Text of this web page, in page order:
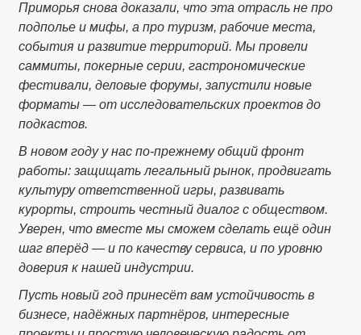
Приморья снова доказали, что эта отрасль не про
подполье и мифы, а про туризм, рабочие места,
события и развитие территорий. Мы провели
саммиты, покерные серии, гастрономические
фестивали, деловые форумы, запустили новые
форматы — от исследовательских проектов до
подкастов.
В новом году у нас по-прежнему общий фронт
работы: защищать легальный рынок, продвигать
культуру ответственной игры, развивать
курорты, строить честный диалог с обществом.
Уверен, что вместе мы сможем сделать ещё один
шаг вперёд — и по качеству сервиса, и по уровню
доверия к нашей индустрии.
Пусть новый год принесёт вам устойчивость в
бизнесе, надёжных партнёров, интересные